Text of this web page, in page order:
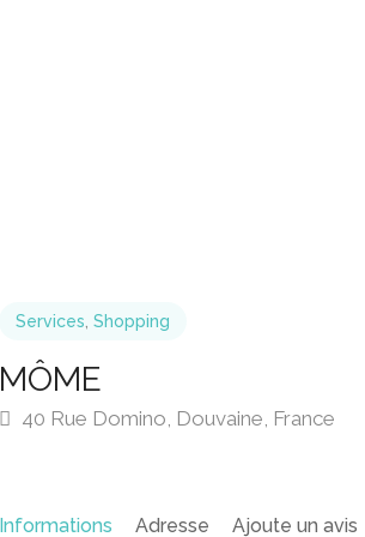
Services, Shopping
MÔME
40 Rue Domino, Douvaine, France
Informations Adresse Ajoute un avis